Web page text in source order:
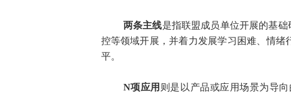
两条主线是指联盟成员单位开展的基
控等领域开展，并着力发展学习困难、情
平。
N项应用 则是以产品或应用场景为导